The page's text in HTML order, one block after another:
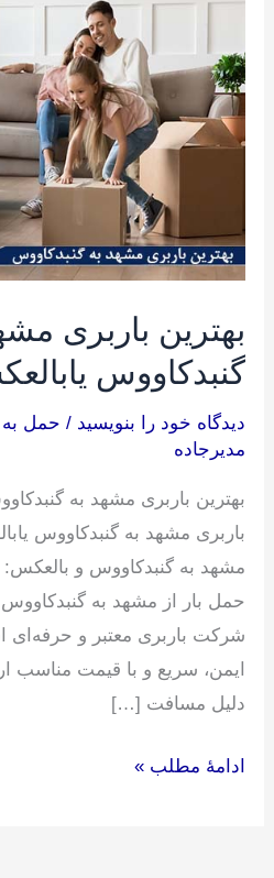
بهترین باربری
گنبدکاووس
دیدگاه‌ خود را بنویسید / حمل
مدیرجاده
بهترین باربری مشهد به
باربری مشهد به گنبدکاووس
مشهد به گنبدکاووس و
حمل بار از مشهد به
شرکت باربری معتبر و حرفه‌ای
ایمن، سریع و با قیمت مناسب
دلیل مسافت […]
به
گنبدکاووس
یابالعکس
ادامۀ مطلب »